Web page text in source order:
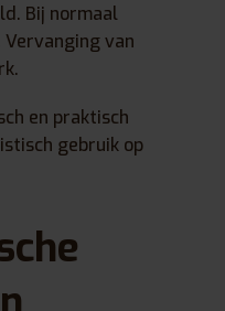
Bij normaal
van
en praktisch
gebruik op